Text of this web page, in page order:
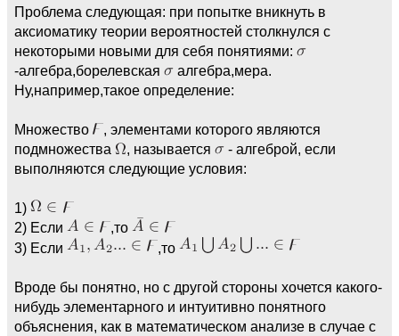
Проблема следующая: при попытке вникнуть в
аксиоматику теории вероятностей столкнулся с
некоторыми новыми для себя понятиями:
-алгебра,борелевская
алгебра,мера.
Ну,например,такое определение:
Множество
, элементами которого являются
подмножества
, называется
- алгеброй, если
выполняются следующие условия:
1)
2) Если
,то
3) Если
,то
Вроде бы понятно, но с другой стороны хочется какого-
нибудь элементарного и интуитивно понятного
объяснения, как в математическом анализе в случае с